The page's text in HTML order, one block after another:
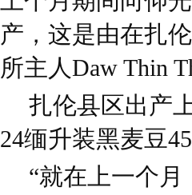
产，这是由在扎
所主人Daw Thin
扎伦县区出产
24缅升装黑麦豆
“就在上一个